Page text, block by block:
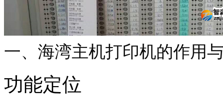
一、海湾主机打印机的作用
功能定位